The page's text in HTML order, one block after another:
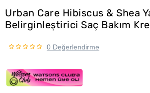
Urban Care Hibiscus & Shea
Belirginleştirici Saç Bakım
0 Değerlendirme